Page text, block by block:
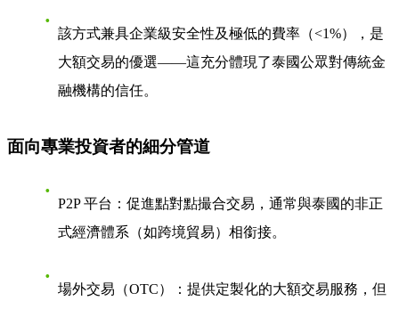
該方式兼具企業級安全性及極低的費率（<1%），是
大額交易的優選——這充分體現了泰國公眾對傳統金
融機構的信任。
面向專業投資者的細分管道
P2P 平台 ：促進點對點撮合交易，通常與泰國的非正
式經濟體系（如跨境貿易）相銜接。
場外交易（OTC）
：提供定製化的大額交易服務，但